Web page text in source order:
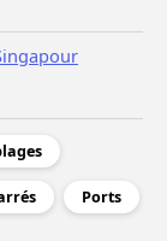
Ports